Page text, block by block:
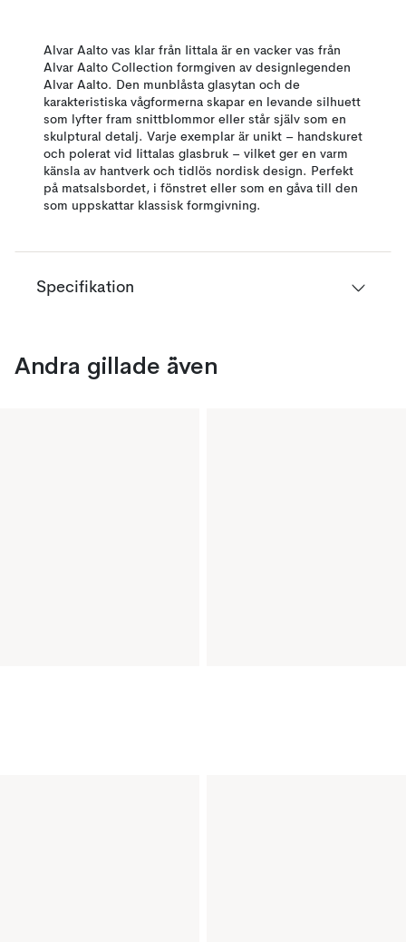
Alvar Aalto vas klar från Iittala är en vacker vas från
Alvar Aalto Collection formgiven av designlegenden
Alvar Aalto. Den munblåsta glasytan och de
karakteristiska vågformerna skapar en levande silhuett
som lyfter fram snittblommor eller står själv som en
skulptural detalj. Varje exemplar är unikt – handskuret
och polerat vid Iittalas glasbruk – vilket ger en varm
känsla av hantverk och tidlös nordisk design. Perfekt
på matsalsbordet, i fönstret eller som en gåva till den
som uppskattar klassisk formgivning.
Specifikation
Andra gillade även